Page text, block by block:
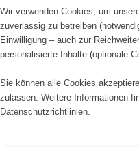
Wir verwenden Cookies, um
zuverlässig zu betreiben
Einwilligung – auch zur
personalisierte Inhalte (optionale
Sie können alle Cookies
zulassen. Weitere Informationen
Datenschutzrichtlinien